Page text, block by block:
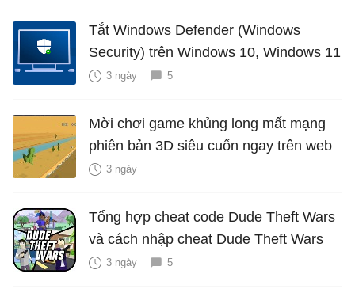
Tắt Windows Defender (Windows
Security) trên Windows 10, Windows 11
3 ngày 5
Mời chơi game khủng long mất mạng
phiên bản 3D siêu cuốn ngay trên web
3 ngày
Tổng hợp cheat code Dude Theft Wars
và cách nhập cheat Dude Theft Wars
3 ngày 5